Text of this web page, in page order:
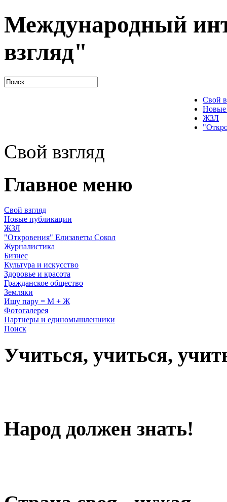
Международный
взгляд"
Свой
Новые
ЖЗЛ
Свой взгляд
Главное меню
Свой взгляд
Новые публикации
ЖЗЛ
"Откровения" Елизаветы Сокол
Журналистика
Бизнес
Культура и искусство
Здоровье и красота
Гражданское общество
Земляки
Ищу пару = М + Ж
Фотогалерея
Партнеры и единомышленники
Поиск
Учиться, учиться,
Народ должен знать!